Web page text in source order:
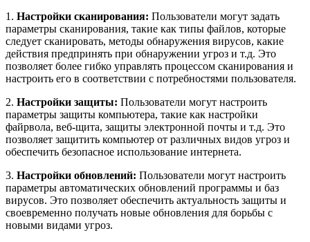
1. Настройки сканирования: Пользователи могут задать
параметры сканирования, такие как типы файлов, которые
следует сканировать, методы обнаружения вирусов, какие
действия предпринять при обнаружении угроз и т.д. Это
позволяет более гибко управлять процессом сканирования и
настроить его в соответствии с потребностями пользователя.
2. Настройки защиты: Пользователи могут настроить
параметры защиты компьютера, такие как настройки
файрвола, веб-щита, защиты электронной почты и т.д. Это
позволяет защитить компьютер от различных видов угроз и
обеспечить безопасное использование интернета.
3. Настройки обновлений: Пользователи могут настроить
параметры автоматических обновлений программы и баз
вирусов. Это позволяет обеспечить актуальность защиты и
своевременно получать новые обновления для борьбы с
новыми видами угроз.